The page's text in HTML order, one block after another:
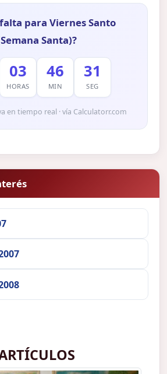
para Viernes Santo
Santa)?
03
HORAS
46
MIN
31
SEG
en tiempo real · vía Calculatorr.com